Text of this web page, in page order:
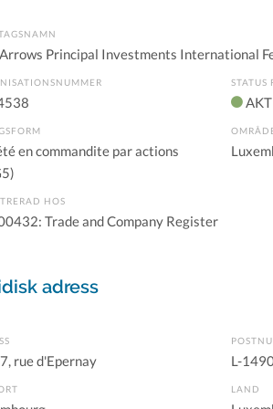
Principal Investments International
STATUS
en commandite par actions
HOS
Trade and Company Register
adress
rue d'Epernay L-
LAND